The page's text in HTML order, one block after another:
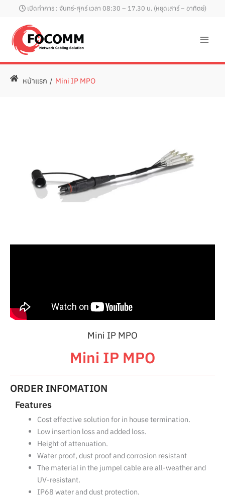
content
เปิดทำการ : จันทร์-ศุกร์ เวลา 08:30 – 17.30 น. (หยุดเสาร์ – อาทิตย์)
หน้าแรก / Mini IP MPO
Mini IP MPO
Mini IP MPO
ORDER INFOMATION
Features
Cost effective solution for in house termination.
Low insertion loss and added loss.
Height of attenuation.
Water proof, dust proof and corrosion resistant
The material in the jumpel cable are all-weather and
UV-resistant.
IP68 water and dust protection.